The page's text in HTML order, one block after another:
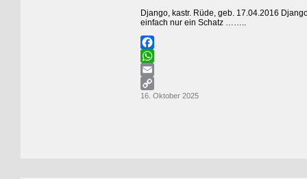
Django, kastr. Rüde, geb. 17.04.2016
einfach nur ein Schatz ……..
Facebook
WhatsApp
Email
Copy
16. Oktober 2025